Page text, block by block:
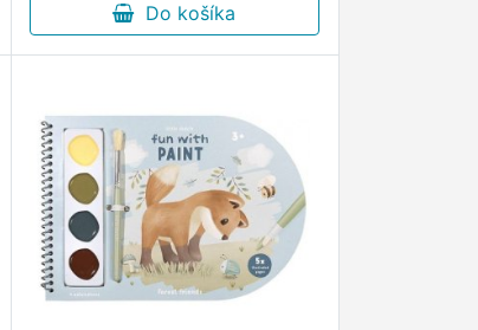
Do košíka